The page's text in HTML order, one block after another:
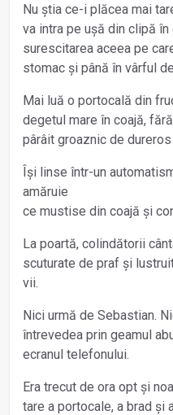
Nu știa ce-i plăcea mai
va intra pe ușă din clipă
surescitarea aceea pe
stomac și până în vârful
Mai luă o portocală din
degetul mare în coajă,
pârâit groaznic de
Își linse într-un
amăruie
ce mustise din coajă și
La poartă, colindătorii
scuturate de praf și
vii.
Nici urmă de Sebastian.
întrevedea prin geamul
ecranul telefonului.
Era trecut de ora opt și
tare a portocale, a brad și